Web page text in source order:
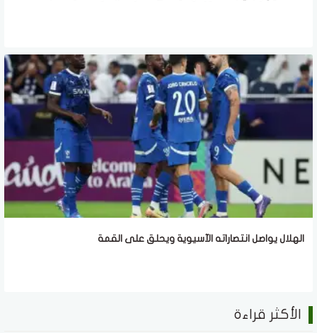
الهلال يواصل انتصاراته الآسيوية ويحلق على القمة
الأكثر قراءة